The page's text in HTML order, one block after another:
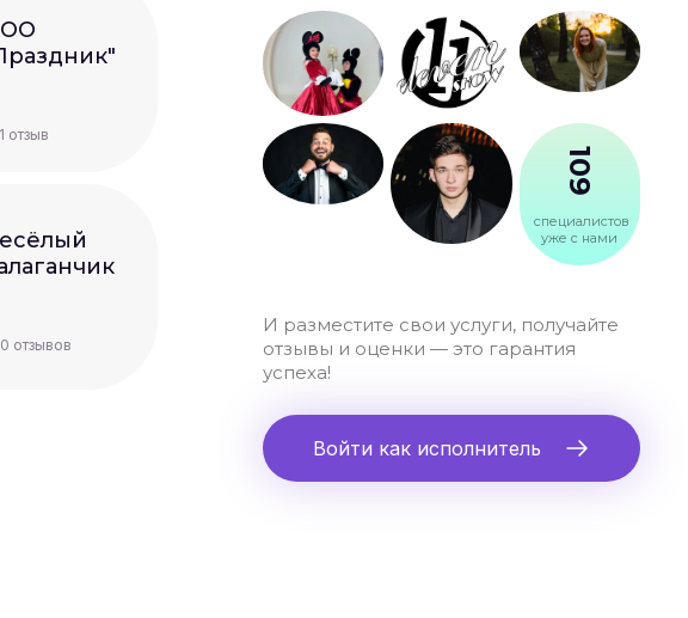
1 отзыв
0 отзывов
109
специалистов
уже с нами
И разместите свои услуги, получайте
отзывы и оценки — это гарантия
успеха!
Войти как исполнитель